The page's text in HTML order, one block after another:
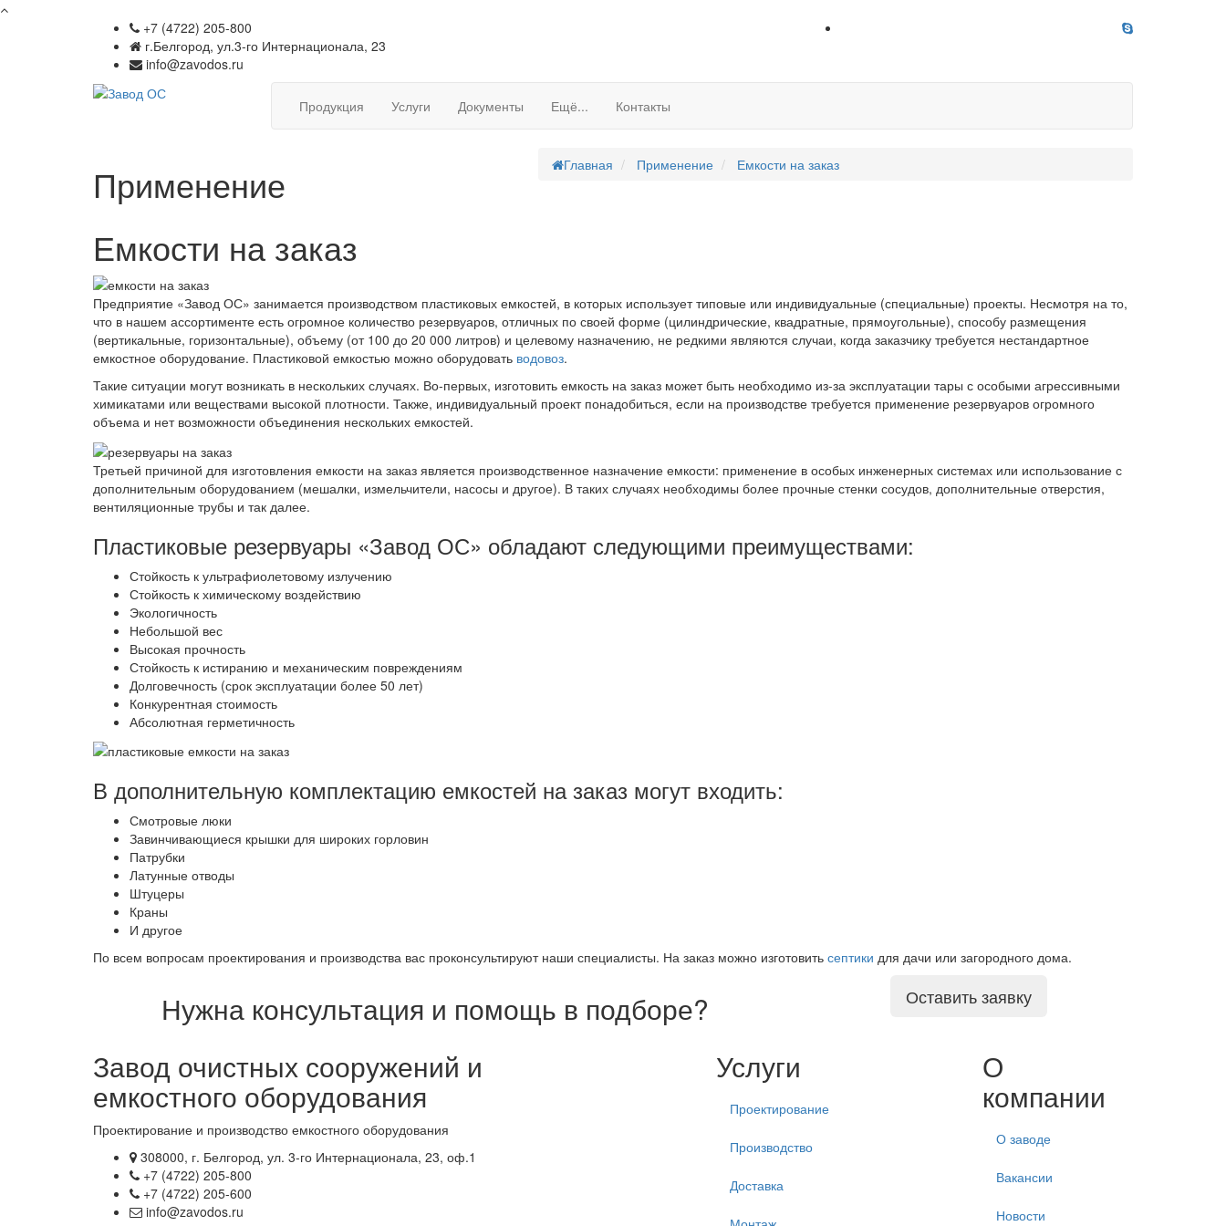
+7 (4722) 205-800
г.Белгород, ул.3-го Интернационала, 23
info@zavodos.ru
Продукция Услуги Документы Ещё... Контакты
Применение Главная Применение Емкости на заказ
Емкости на заказ
Предприятие «Завод ОС» занимается производством пластиковых емкостей, в которых использует типовые или индивидуальные (специальные) проекты. Несмотря на то,
что в нашем ассортименте есть огромное количество резервуаров, отличных по своей форме (цилиндрические, квадратные, прямоугольные), способу размещения
(вертикальные, горизонтальные), объему (от 100 до 20 000 литров) и целевому назначению, не редкими являются случаи, когда заказчику требуется нестандартное
емкостное оборудование. Пластиковой емкостью можно оборудовать водовоз.
Такие ситуации могут возникать в нескольких случаях. Во-первых, изготовить емкость на заказ может быть необходимо из-за эксплуатации тары с особыми агрессивными
химикатами или веществами высокой плотности. Также, индивидуальный проект понадобиться, если на производстве требуется применение резервуаров огромного
объема и нет возможности объединения нескольких емкостей.
Третьей причиной для изготовления емкости на заказ является производственное назначение емкости: применение в особых инженерных системах или использование с
дополнительным оборудованием (мешалки, измельчители, насосы и другое). В таких случаях необходимы более прочные стенки сосудов, дополнительные отверстия,
вентиляционные трубы и так далее.
Пластиковые резервуары «Завод ОС» обладают следующими преимуществами:
Стойкость к ультрафиолетовому излучению
Стойкость к химическому воздействию
Экологичность
Небольшой вес
Высокая прочность
Стойкость к истиранию и механическим повреждениям
Долговечность (срок эксплуатации более 50 лет)
Конкурентная стоимость
Абсолютная герметичность
В дополнительную комплектацию емкостей на заказ могут входить:
Смотровые люки
Завинчивающиеся крышки для широких горловин
Патрубки
Латунные отводы
Штуцеры
Краны
И другое
По всем вопросам проектирования и производства вас проконсультируют наши специалисты. На заказ можно изготовить септики для дачи или загородного дома.
Нужна консультация и помощь в подборе? Оставить заявку
Завод очистных сооружений и
емкостного оборудования
Проектирование и производство емкостного оборудования
308000, г. Белгород, ул. 3-го Интернационала, 23, оф.1
+7 (4722) 205-800
+7 (4722) 205-600
info@zavodos.ru
Услуги
Проектирование
Производство
Доставка
О
компании
О заводе
Вакансии
Новости